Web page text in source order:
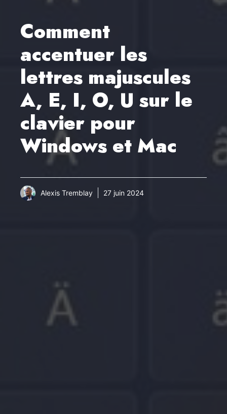
Comment
accentuer les
lettres majuscules
A, E, I, O, U sur le
clavier pour
Windows et Mac
Alexis Tremblay 27 juin 2024